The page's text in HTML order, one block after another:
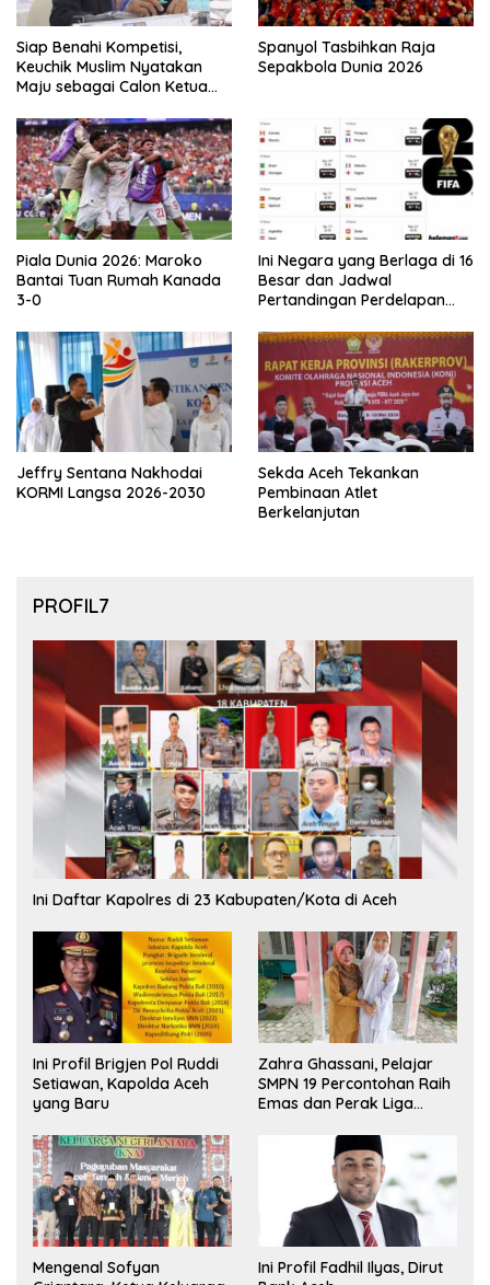
Siap Benahi Kompetisi,
Keuchik Muslim Nyatakan
Maju sebagai Calon Ketua
Spanyol Tasbihkan Raja
Sepakbola Dunia 2026
Piala Dunia 2026: Maroko
Bantai Tuan Rumah Kanada
3-0
Ini Negara yang Berlaga di 16
Besar dan Jadwal
Pertandingan Perdelapan
Jeffry Sentana Nakhodai
KORMI Langsa 2026-2030
Sekda Aceh Tekankan
Pembinaan Atlet
Berkelanjutan
PROFIL7
Ini Daftar Kapolres di 23 Kabupaten/Kota di Aceh
Ini Profil Brigjen Pol Ruddi
Setiawan, Kapolda Aceh
yang Baru
Zahra Ghassani, Pelajar
SMPN 19 Percontohan Raih
Emas dan Perak Liga
Mengenal Sofyan
Ini Profil Fadhil Ilyas, Dirut